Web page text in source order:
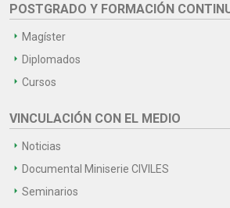
POSTGRADO Y FORMACIÓN
Magíster
Diplomados
Cursos
VINCULACIÓN CON EL MEDIO
Noticias
Documental Miniserie CIVILES
Seminarios